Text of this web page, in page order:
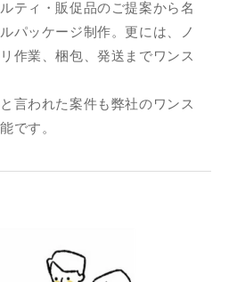
ティ・販促品のご提案から名
パッケージ制作。更には、ノ
作業、梱包、発送までワンス
言われた案件も弊社のワンス
です。